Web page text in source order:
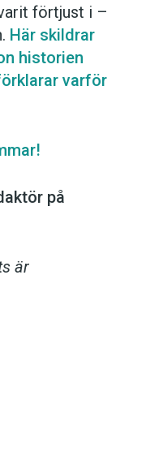
förtjust i –
Här skildrar
historien
varför
på
är